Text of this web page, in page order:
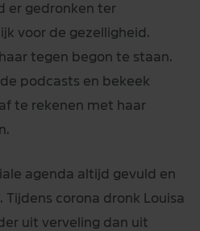
er gedronken ter
voor de gezelligheid.
tegen begon te staan.
podcasts en bekeek
te rekenen met haar
agenda altijd gevuld en
corona dronk Louisa
uit verveling dan uit